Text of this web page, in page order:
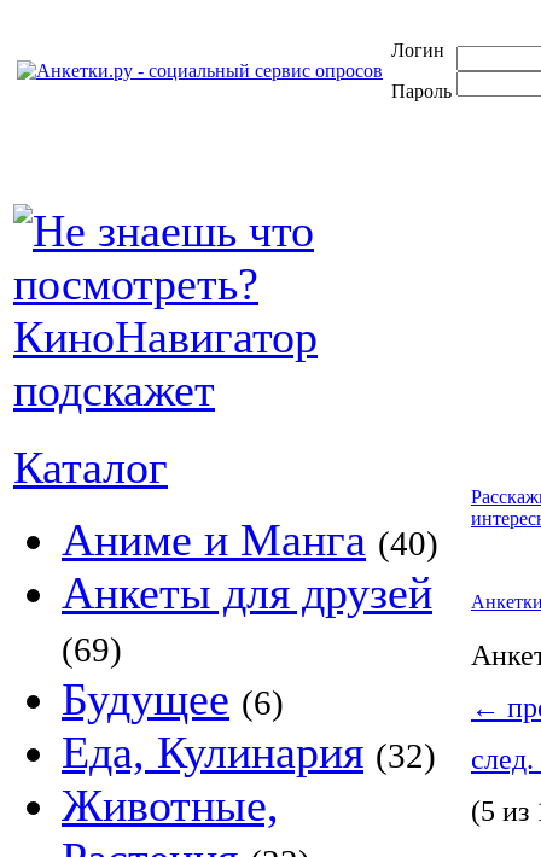
Логин
Пароль
Каталог
Аниме и Манга (40)
Анкеты для друзей
(69)
Будущее (6)
Еда, Кулинария (32)
Животные,
←
(5 из